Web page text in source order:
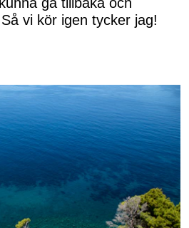
vi kör igen tycker jag!